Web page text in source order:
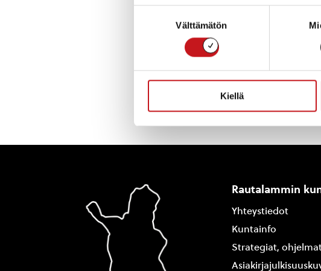
Välttämätön
Kiellä
« Uutishuone
Rautalammin
Yhteystiedot
Kuntainfo
Strategiat,